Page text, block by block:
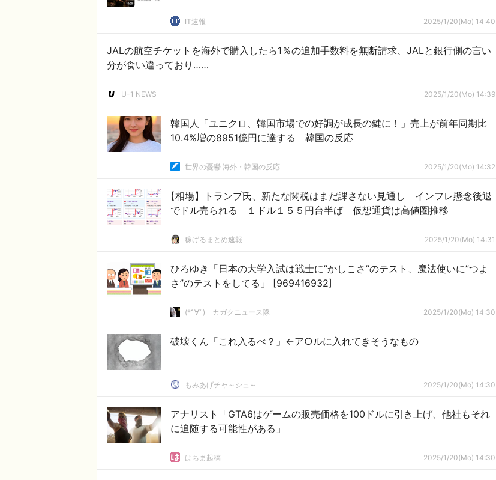
IT速報 2025/1/20(Mo) 14:40
JALの航空チケットを海外で購入したら1％の追加手数料を無断請求、JALと銀行側の言い
分が食い違っており……
U-1 NEWS 2025/1/20(Mo) 14:39
韓国人「ユニクロ、韓国市場での好調が成長の鍵に！」売上が前年同期比
10.4%増の8951億円に達する 韓国の反応
世界の憂鬱 海外・韓国の反応 2025/1/20(Mo) 14:32
【相場】トランプ氏、新たな関税はまだ課さない見通し インフレ懸念後退
でドル売られる １ドル１５５円台半ば 仮想通貨は高値圏推移
稼げるまとめ速報 2025/1/20(Mo) 14:31
ひろゆき「日本の大学入試は戦士に”かしこさ”のテスト、魔法使いに”つよ
さ”のテストをしてる」 [969416932]
(*ﾟ∀ﾟ)ゞカガクニュース隊 2025/1/20(Mo) 14:30
破壊くん「これ入るべ？」←ア○ルに入れてきそうなもの
もみあげチャ～シュ～ 2025/1/20(Mo) 14:30
アナリスト「GTA6はゲームの販売価格を100ドルに引き上げ、他社もそれ
に追随する可能性がある」
はちま起稿 2025/1/20(Mo) 14:30